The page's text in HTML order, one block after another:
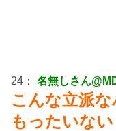
24： 名無しさん
こんな立派
もったいない